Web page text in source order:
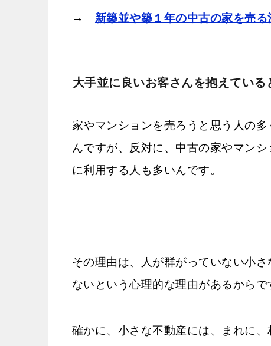
→ 新築並や築１年の中古の家を売る
大手並に良いお客さんを抱えている
家やマンションを売ろうと思う人の
んですが、反対に、中古の家やマン
に利用する人も多いんです。
その理由は、人が群がっていない小
ないという心理的な理由があるからで
確かに、小さな不動産には、まれに